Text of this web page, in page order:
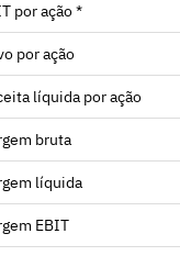
por ação *
por ação
líquida por ação
bruta
líquida
EBIT